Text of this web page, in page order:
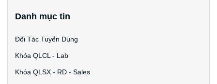
Danh mục tin
Đối Tác Tuyển Dụng
Khóa QLCL - Lab
Khóa QLSX - RD - Sales